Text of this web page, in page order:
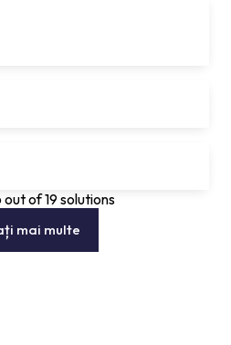
out of 19 solutions
mai multe